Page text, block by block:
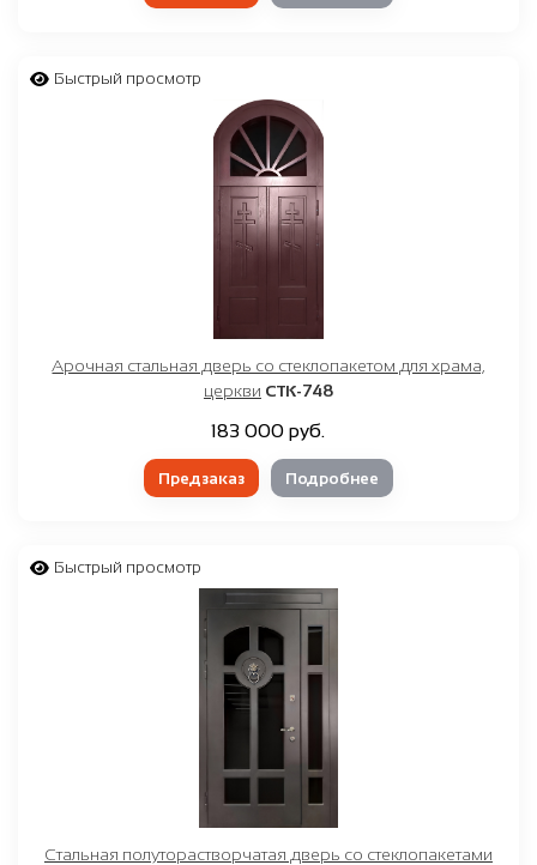
Быстрый просмотр
Арочная стальная дверь со стеклопакетом для храма,
церкви СТК-748
183 000 руб.
Предзаказ Подробнее
Быстрый просмотр
Стальная полуторастворчатая дверь со стеклопакетами